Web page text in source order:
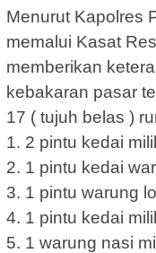
Menurut Kapolres
memalui Kasat
memberikan
kebakaran pasar
17 ( tujuh belas )
1. 2 pintu kedai
2. 1 pintu kedai
3. 1 pintu warung
4. 1 pintu kedai
5. 1 warung nasi